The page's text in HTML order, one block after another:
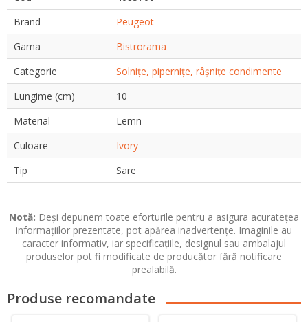
Brand
Peugeot
Gama
Bistrorama
Categorie
Solnițe, pipernițe, râșnițe condimente
Lungime (cm)
10
Material
Lemn
Culoare
Ivory
Tip
Sare
Notă: Deși depunem toate eforturile pentru a asigura acuratețea
informațiilor prezentate, pot apărea inadvertențe. Imaginile au
caracter informativ, iar specificațiile, designul sau ambalajul
produselor pot fi modificate de producător fără notificare
prealabilă.
Produse recomandate